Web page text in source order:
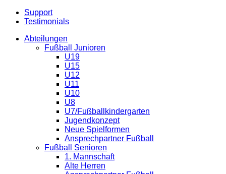
Support
Testimonials
Abteilungen
Fußball Junioren
U19
U15
U12
U11
U10
U8
U7/Fußballkindergarten
Jugendkonzept
Neue Spielformen
Ansprechpartner Fußball
Fußball Senioren
1. Mannschaft
Alte Herren